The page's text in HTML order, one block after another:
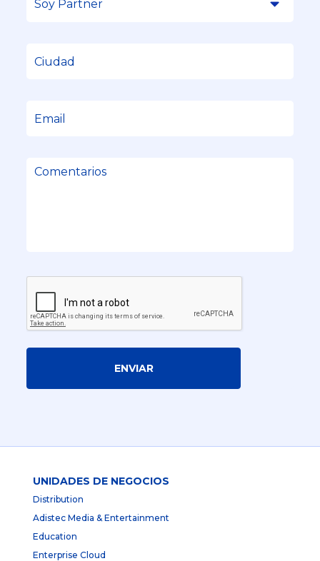
ENVIAR
UNIDADES DE NEGOCIOS
Distribution
Adistec Media & Entertainment
Education
Enterprise Cloud